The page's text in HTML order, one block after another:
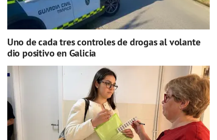
Uno de cada tres controles de drogas al volante
dio positivo en Galicia